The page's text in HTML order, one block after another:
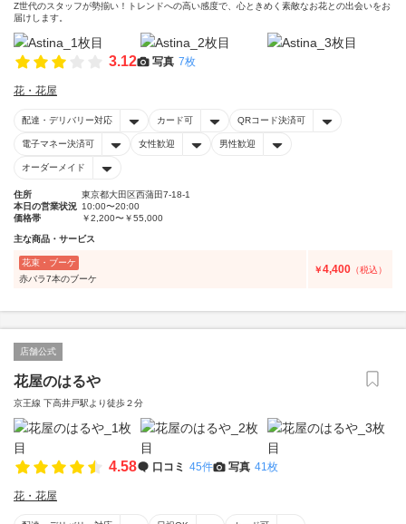
Z世代のスタッフが勢揃い！トレンドへの高い感度で、心ときめく素敵なお花との出会いをお
届けします。
3.12 写真 7枚
花・花屋
配達・デリバリー対応 カード可 QRコード決済可
電子マネー決済可 女性歓迎 男性歓迎
オーダーメイド
住所
東京都大田区西蒲田7-18-1
本日の営業状況 10:00〜20:00
価格帯
￥2,200〜￥55,000
主な商品・サービス
花束・ブーケ
赤バラ7本のブーケ
￥4,400 （税込）
店舗公式
花屋のはるや
京王線 下高井戸駅より徒歩２分
4.58 口コミ 45件 写真 41枚
花・花屋